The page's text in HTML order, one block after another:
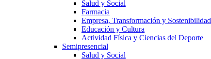
Salud y Social
Farmacia
Empresa, Transformación y Sostenibilidad
Educación y Cultura
Actividad Física y Ciencias del Deporte
Semipresencial
Salud y Social